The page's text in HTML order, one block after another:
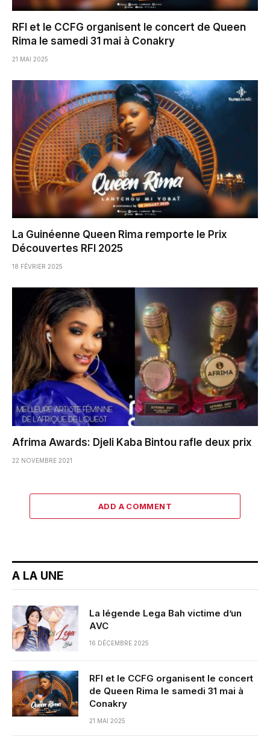
RFI et le CCFG organisent le concert de Queen
Rima le samedi 31 mai à Conakry
21 MAI 2025
La Guinéenne Queen Rima remporte le Prix
Découvertes RFI 2025
18 FÉVRIER 2025
Afrima Awards: Djeli Kaba Bintou rafle deux prix
22 NOVEMBRE 2021
ADD A COMMENT
A LA UNE
La légende Lega Bah victime d’un
AVC
16 DÉCEMBRE 2025
RFI et le CCFG organisent le concert
de Queen Rima le samedi 31 mai à
Conakry
21 MAI 2025